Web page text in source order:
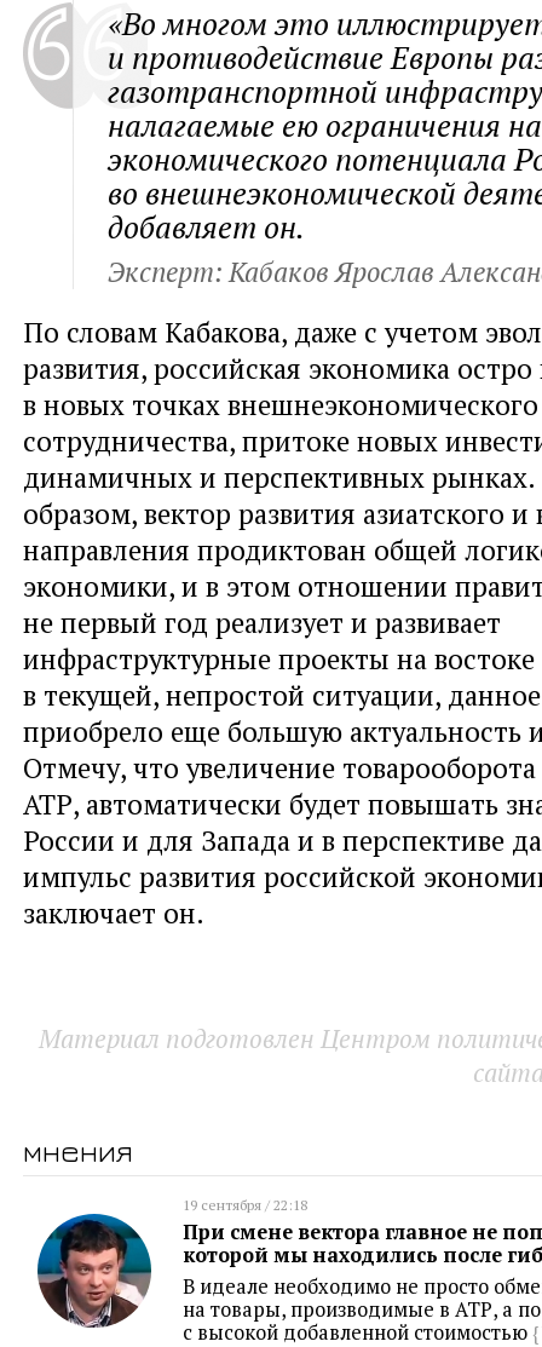
«Во многом это
и противодействие Европы
газотранспортной
налагаемые ею ограничения
экономического потенциала
во внешнеэкономической
добавляет он.
Эксперт: Кабаков Ярослав
По словам Кабакова, даже с учетом
развития, российская экономика остро
в новых точках внешнеэкономического
сотрудничества, притоке новых
динамичных и перспективных рынках.
образом, вектор развития азиатского и
направления продиктован общей
экономики, и в этом отношении
не первый год реализует и развивает
инфраструктурные проекты на
в текущей, непростой ситуации,
приобрело еще большую актуальность
Отмечу, что увеличение
АТР, автоматически будет повышать
России и для Запада и в перспективе
импульс развития российской
заключает он.
Материал подготовлен Центром
мнения
19 сентября / 22:18
При смене вектора главное не
которой мы находились после
В идеале необходимо не просто
на товары, производимые в АТР, а
с высокой добавленной стоимостью {